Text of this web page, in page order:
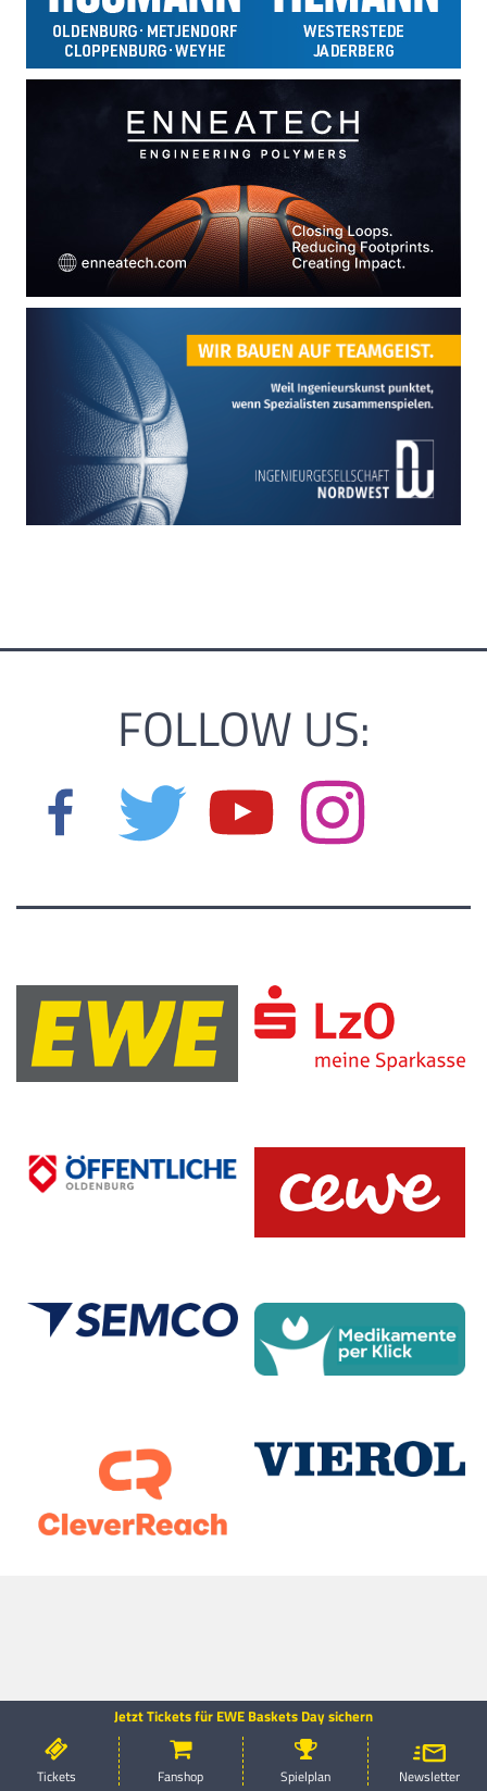
Tickets Fanshop Spielplan Newsletter
Jetzt Tickets für EWE Baskets Day sichern
FOLLOW US:
Tickets
Shop
EWE Baskets TV
EWE Baskets Videos